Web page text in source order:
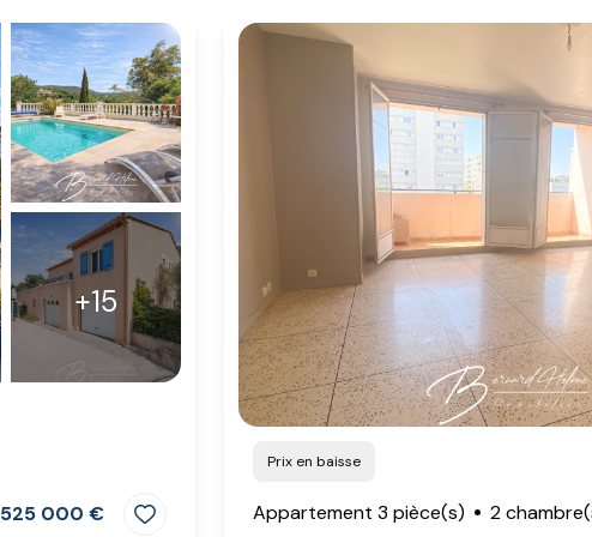
+15
525 000 €
Prix en baisse
Appartement 3 pièce(s) 2